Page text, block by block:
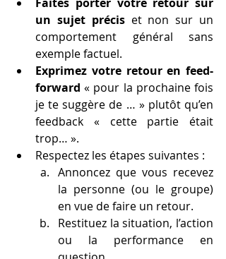
un sujet précis et non sur un
comportement général sans
exemple factuel.
Exprimez votre retour en feed-
forward « pour la prochaine fois
je te suggère de … » plutôt qu’en
feedback « cette partie était
trop… ».
Respectez les étapes suivantes :
Annoncez que vous recevez
la personne (ou le groupe)
en vue de faire un retour.
Restituez la situation, l’action
ou la performance en